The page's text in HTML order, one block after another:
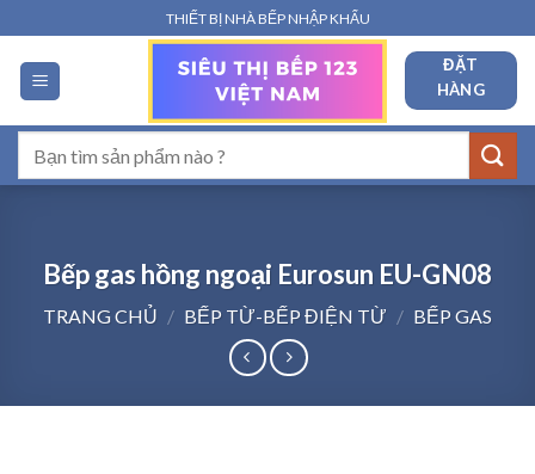
qua
nội
dung
THIẾT BỊ NHÀ BẾP NHẬP KHẨU
ĐẶT
HÀNG
kiếm:
Bếp gas hồng ngoại Eurosun EU-GN08
TRANG CHỦ / BẾP TỪ-BẾP ĐIỆN TỪ / BẾP GAS